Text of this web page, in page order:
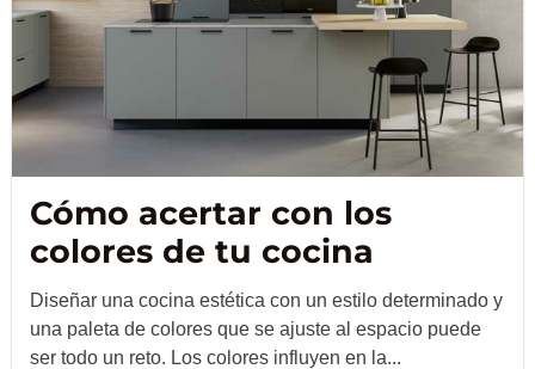
Cómo acertar con los
colores de tu cocina
Diseñar una cocina estética con un estilo determinado y
una paleta de colores que se ajuste al espacio puede
ser todo un reto. Los colores influyen en la...